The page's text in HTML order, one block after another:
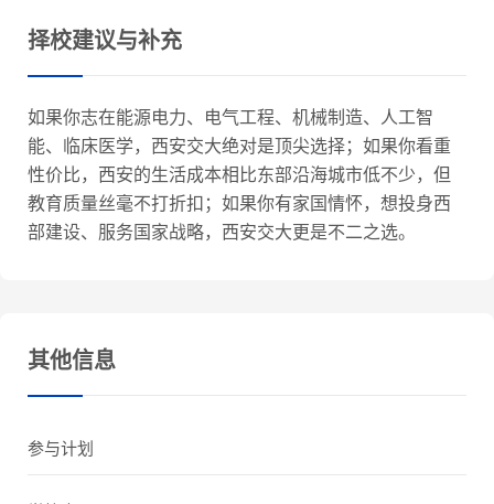
择校建议与补充
如果你志在能源电力、电气工程、机械制造、人工智
能、临床医学，西安交大绝对是顶尖选择；如果你看重
性价比，西安的生活成本相比东部沿海城市低不少，但
教育质量丝毫不打折扣；如果你有家国情怀，想投身西
部建设、服务国家战略，西安交大更是不二之选。
其他信息
参与计划